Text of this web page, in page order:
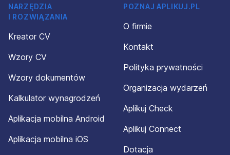
NARZĘDZIA
I ROZWIĄZANIA
Kreator CV
Wzory CV
Wzory dokumentów
Kalkulator wynagrodzeń
Aplikacja mobilna Android
Aplikacja mobilna iOS
POZNAJ APLIKUJ.PL
O firmie
Kontakt
Polityka prywatności
Organizacja wydarzeń
Aplikuj Check
Aplikuj Connect
Dotacja